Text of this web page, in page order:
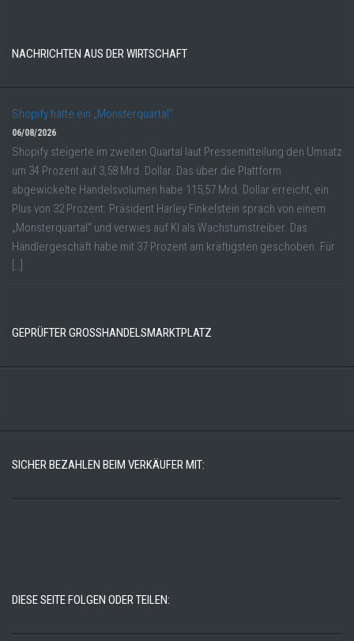
NACHRICHTEN AUS DER WIRTSCHAFT
Shopify hatte ein „Monsterquartal“
06/08/2026
Shopify steigerte im zweiten Quartal laut Pressemitteilung den Umsatz
um 34 Prozent auf 3,58 Mrd. Dollar. Das über die Plattform
abgewickelte Handelsvolumen habe 115,57 Mrd. Dollar erreicht, ein
Plus von 32 Prozent. Präsident Harley Finkelstein sprach von einem
„Monsterquartal“ und verwies auf KI als Wachstumstreiber. Das
Händlergeschäft habe mit 37 Prozent am kräftigsten geschoben. Für
[…]
GEPRÜFTER GROSSHANDELSMARKTPLATZ
SICHER BEZAHLEN BEIM VERKÄUFER MIT:
DIESE SEITE FOLGEN ODER TEILEN: